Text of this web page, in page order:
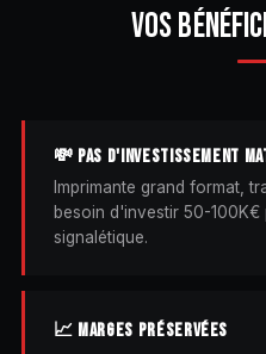
VOS
💸 PAS D'INVESTISSEMENT
Imprimante grand format,
besoin d'investir 50-100K€
signalétique.
📈 MARGES PRÉSERVÉES